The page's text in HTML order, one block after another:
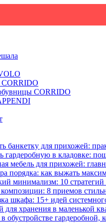
CORRIDO
банкетку для прихожей:
гардеробную в кладовке:
мебель для прихожей:
порядка: как выжать
минимализм: 10
8 приемов
шкафа: 15+ идей
для хранения в маленькой
обустройстве гардеробной,